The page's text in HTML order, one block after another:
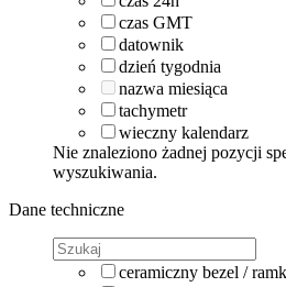
czas GMT
datownik
dzień tygodnia
nazwa miesiąca
tachymetr
wieczny kalendarz
Nie znaleziono żadnej pozycji
wyszukiwania.
Dane techniczne
ceramiczny bezel /